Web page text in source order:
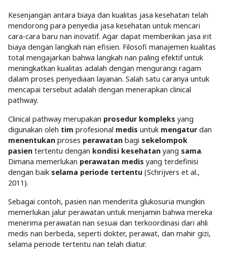
Kesenjangan antara biaya dan kualitas jasa kesehatan telah
mendorong para penyedia jasa kesehatan untuk mencari
cara-cara baru nan inovatif. Agar dapat memberikan jasa irit
biaya dengan langkah nan efisien. Filosofi manajemen kualitas
total mengajarkan bahwa langkah nan paling efektif untuk
meningkatkan kualitas adalah dengan mengurangi ragam
dalam proses penyediaan layanan. Salah satu caranya untuk
mencapai tersebut adalah dengan menerapkan clinical
pathway.
Clinical pathway merupakan prosedur kompleks yang
digunakan oleh tim profesional medis untuk mengaturdan
menentukan proses perawatan bagi sekelompok
pasien tertentu dengan kondisi kesehatan yang sama.
Dimana memerlukan perawatan medis yang terdefinisi
dengan baik selama periode tertentu (Schrijvers et al.,
2011).
Sebagai contoh, pasien nan menderita glukosuria mungkin
memerlukan jalur perawatan untuk menjamin bahwa mereka
menerima perawatan nan sesuai dan terkoordinasi dari ahli
medis nan berbeda, seperti dokter, perawat, dan mahir gizi,
selama periode tertentu nan telah diatur.